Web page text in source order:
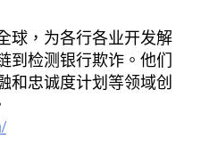
球，为各行各业开发解
到检测银行欺诈。他们
和忠诚度计划等领域创